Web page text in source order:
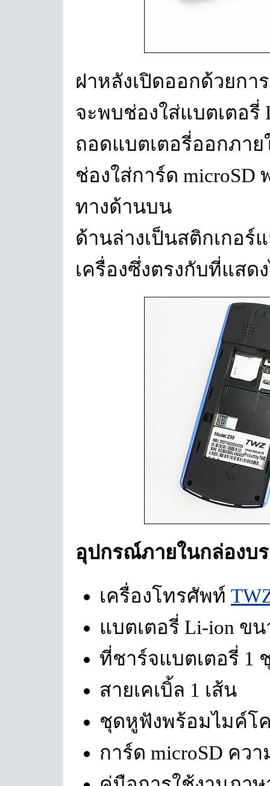
ฝาหลังเปิดออกด้วยกา
จะพบช่องใส่แบตเตอรี่
ถอดแบตเตอรี่ออกภา
ช่องใส่การ์ด
ทางด้านบน
ด้านล่างเป็นสติกเกอร์
เครื่องซึ่งตรงกับที่แสด
อุปกรณ์ภายในกล่องบ
เครื่องโทรศัพท์
แบตเตอรี่ Li-ion ข
ที่ชาร์จแบตเตอรี่ 1
สายเคเบิ้ล 1 เส้น
ชุดหูฟังพร้อมไมค์โ
การ์ด microSD ควา